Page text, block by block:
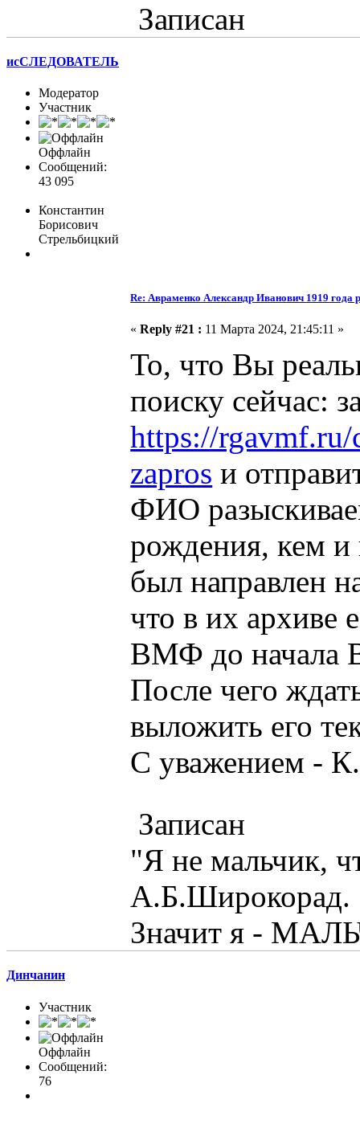
Записан
исСЛЕДОВАТЕЛЬ
Модератор
Участник
Оффлайн
Сообщений:
43 095
Константин
Борисович
Стрельбицкий
Re: Авраменко Александр Иванович 1919 года
«Reply #21 : 11 Марта 2024, 21:45:11 »
То, что Вы
поиску сейчас:
https://
zapros и
ФИО
рождения, кем и
был направлен
что в их архиве
ВМФ до начала
После чего
выложить его
С уважением -
Записан
"Я не мальчик,
А.Б.Широкорад.
Значит я -
Динчанин
Участник
Оффлайн
Сообщений:
76